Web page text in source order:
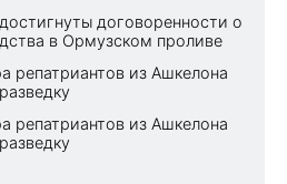
договоренности о
в Ормузском проливе
репатриантов из Ашкелона
репатриантов из Ашкелона